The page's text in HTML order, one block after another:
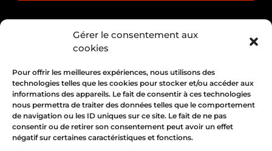
Gérer le consentement aux
cookies
Pour offrir les meilleures expériences, nous utilisons des
technologies telles que les cookies pour stocker et/ou accéder aux
informations des appareils. Le fait de consentir à ces technologies
nous permettra de traiter des données telles que le comportement
de navigation ou les ID uniques sur ce site. Le fait de ne pas
consentir ou de retirer son consentement peut avoir un effet
négatif sur certaines caractéristiques et fonctions.
PARTENARIAT